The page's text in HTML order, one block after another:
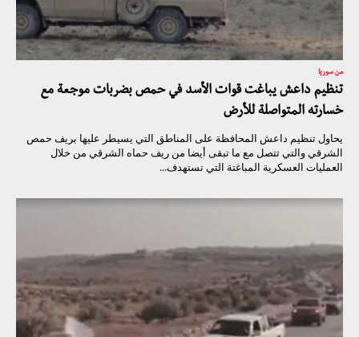
من سوريا
تنظيم داعش يباغت قوات الأسد في حمص بضربات موجعة مع
خسارته المتواصلة للأرض
يحاول تنظيم داعش المحافظة على المناطق التي يسيطر عليها بريف حمص
الشرقي والتي تتصل مع ما تبقى أيضا من ريف حماه الشرقي من خلال
العمليات العسكرية المباغتة التي تستهدف...